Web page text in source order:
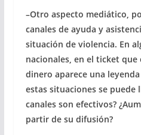
–Otro aspecto mediático,
canales de ayuda y
situación de violencia. En
nacionales, en el ticket
dinero aparece una
estas situaciones se puede
canales son efectivos?
partir de su difusión?